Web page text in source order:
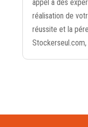
appel à des
réalisation de
réussite et la